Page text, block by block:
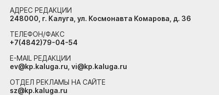
АДРЕС РЕДАКЦИИ
248000, г. Калуга, ул. Космонавта Комарова, д. 36
ТЕЛЕФОН/ФАКС
+7(4842)79-04-54
E-MAIL РЕДАКЦИИ
ev@kp.kaluga.ru, vi@kp.kaluga.ru
ОТДЕЛ РЕКЛАМЫ НА САЙТЕ
sz@kp.kaluga.ru